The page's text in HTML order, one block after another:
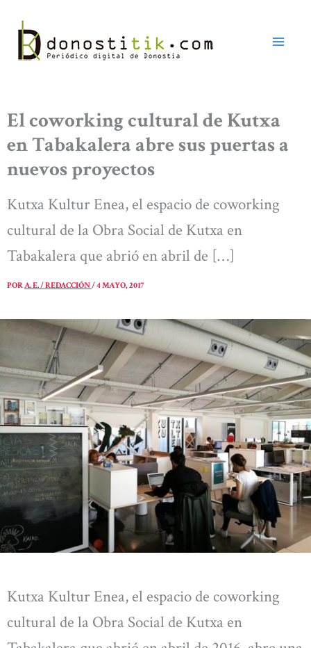
contenido
El coworking cultural de Kutxa
en Tabakalera abre sus puertas a
nuevos proyectos
Kutxa Kultur Enea, el espacio de coworking
cultural de la Obra Social de Kutxa en
Tabakalera que abrió en abril de […]
PORA. E. / REDACCIÓN/4 MAYO, 2017
Kutxa Kultur Enea, el espacio de coworking
cultural de la Obra Social de Kutxa en